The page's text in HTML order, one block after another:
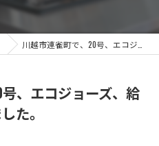
川越市連雀町で、20号、エコジョーズ、給湯器交換工事をしました。
、エコジョーズ、給
た。